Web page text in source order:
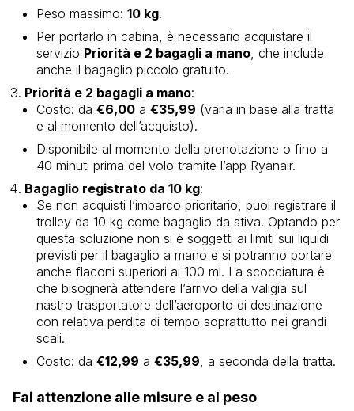
Peso massimo: 10 kg.
Per portarlo in cabina, è necessario acquistare il
servizio Priorità e 2 bagagli a mano, che include
anche il bagaglio piccolo gratuito.
Priorità e 2 bagagli a mano:
Costo: da €6,00 a €35,99 (varia in base alla tratta
e al momento dell’acquisto).
Disponibile al momento della prenotazione o fino a
40 minuti prima del volo tramite l’app Ryanair.
Bagaglio registrato da 10 kg:
Se non acquisti l’imbarco prioritario, puoi registrare il
trolley da 10 kg come bagaglio da stiva. Optando per
questa soluzione non si è soggetti ai limiti sui liquidi
previsti per il bagaglio a mano e si potranno portare
anche flaconi superiori ai 100 ml. La scocciatura è
che bisognerà attendere l’arrivo della valigia sul
nastro trasportatore dell’aeroporto di destinazione
con relativa perdita di tempo soprattutto nei grandi
scali.
Costo: da €12,99 a €35,99, a seconda della tratta.
Fai attenzione alle misure e al peso